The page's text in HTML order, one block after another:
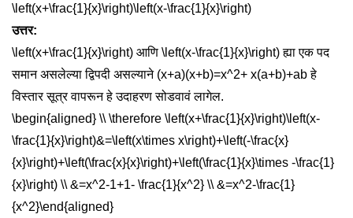
\left(x+\frac{1}{x}\right)\left(x-\frac{1}{x}\right)
उत्तर:
\left(x+\frac{1}{x}\right) आणि \left(x-\frac{1}{x}\right)ह्या एक पद
समान असलेल्या द्विपदी असल्याने (x+a)(x+b)=x^2+ x(a+b)+abहे
विस्तार सूत्र वापरून हे उदाहरण सोडवावं लागेल.
\begin{aligned} \\ \therefore \left(x+\frac{1}{x}\right)\left(x-
\frac{1}{x}\right)&=\left(x\times x\right)+\left(-\frac{x}
{x}\right)+\left(\frac{x}{x}\right)+\left(\frac{1}{x}\times -\frac{1}
{x}\right) \\ &=x^2-1+1- \frac{1}{x^2} \\ &=x^2-\frac{1}
{x^2}\end{aligned}